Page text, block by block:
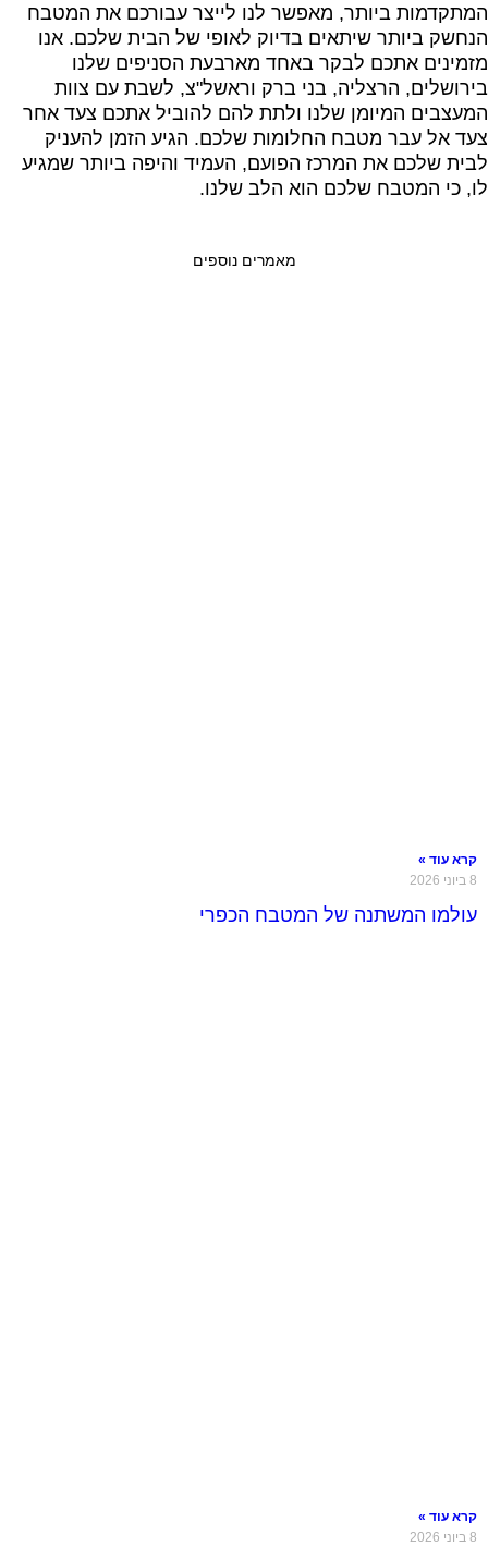
המתקדמות ביותר, מאפשר לנו לייצר עבורכם את המטבח
הנחשק ביותר שיתאים בדיוק לאופי של הבית שלכם. אנו
מזמינים אתכם לבקר באחד מארבעת הסניפים שלנו
בירושלים, הרצליה, בני ברק וראשל"צ, לשבת עם צוות
המעצבים המיומן שלנו ולתת להם להוביל אתכם צעד אחר
צעד אל עבר מטבח החלומות שלכם. הגיע הזמן להעניק
לבית שלכם את המרכז הפועם, העמיד והיפה ביותר שמגיע
לו, כי המטבח שלכם הוא הלב שלנו.
מאמרים נוספים
קרא עוד »
8 ביוני 2026
עולמו המשתנה של המטבח הכפרי
קרא עוד »
8 ביוני 2026